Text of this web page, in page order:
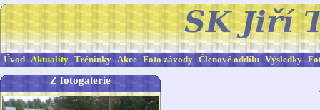
Úvod Aktuality Tréninky Akce Foto závody Členové oddílu Výsledky
Z fotogalerie